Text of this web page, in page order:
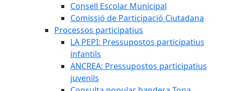
Consell Escolar Municipal
Comissió de Participació Ciutadana
Processos participatius
LA PEPI: Pressupostos participatius
infantils
ANCREA: Pressupostos participatius
juvenils